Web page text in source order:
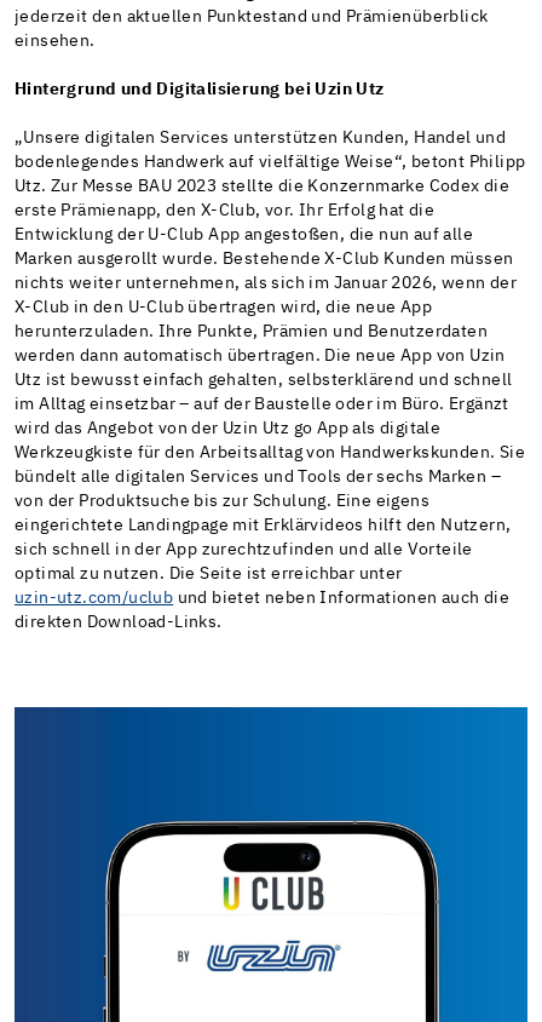
jederzeit den aktuellen Punktestand und Prämienüberblick
einsehen.
Hintergrund und Digitalisierung bei Uzin Utz
„Unsere digitalen Services unterstützen Kunden, Handel und
bodenlegendes Handwerk auf vielfältige Weise“, betont Philipp
Utz. Zur Messe BAU 2023 stellte die Konzernmarke Codex die
erste Prämienapp, den X-Club, vor. Ihr Erfolg hat die
Entwicklung der U-Club App angestoßen, die nun auf alle
Marken ausgerollt wurde. Bestehende X-Club Kunden müssen
nichts weiter unternehmen, als sich im Januar 2026, wenn der
X-Club in den U-Club übertragen wird, die neue App
herunterzuladen. Ihre Punkte, Prämien und Benutzerdaten
werden dann automatisch übertragen. Die neue App von Uzin
Utz ist bewusst einfach gehalten, selbsterklärend und schnell
im Alltag einsetzbar – auf der Baustelle oder im Büro. Ergänzt
wird das Angebot von der Uzin Utz go App als digitale
Werkzeugkiste für den Arbeitsalltag von Handwerkskunden. Sie
bündelt alle digitalen Services und Tools der sechs Marken –
von der Produktsuche bis zur Schulung. Eine eigens
eingerichtete Landingpage mit Erklärvideos hilft den Nutzern,
sich schnell in der App zurechtzufinden und alle Vorteile
optimal zu nutzen. Die Seite ist erreichbar unter
uzin-utz.com/uclub und bietet neben Informationen auch die
direkten Download-Links.